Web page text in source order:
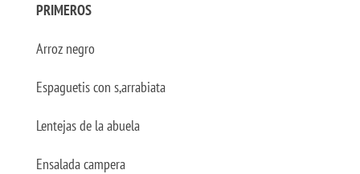
PRIMEROS
Arroz negro
Espaguetis con s,arrabiata
Lentejas de la abuela
Ensalada campera